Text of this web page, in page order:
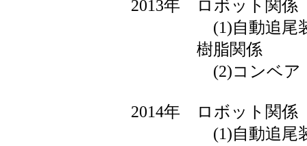
2013年 ロボット関係
(1)自動追尾
樹脂関係
(2)コンベア
2014年 ロボット関係
(1)自動追尾